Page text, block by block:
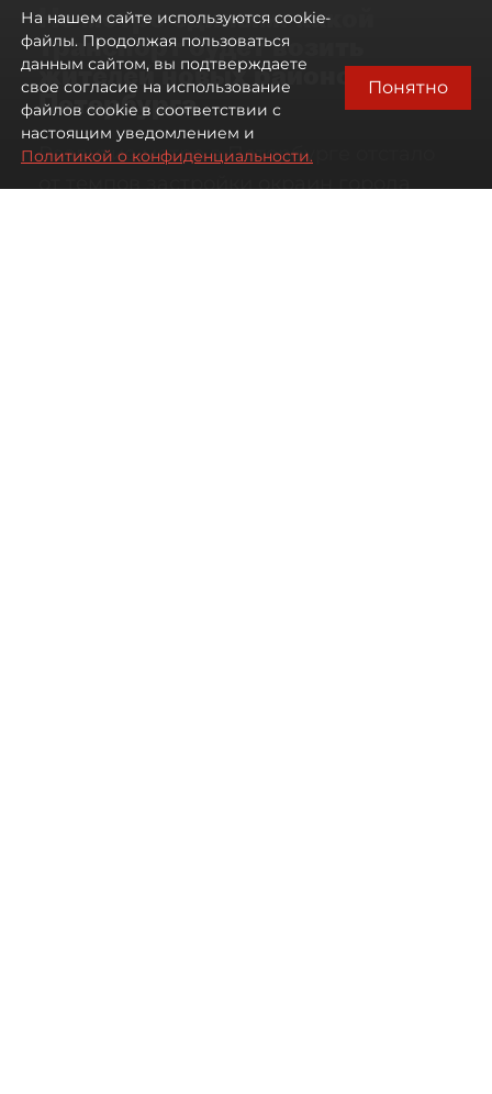
Не метро единым: какой
транспорт будет возить
жителей новых районов
Петербурга
Развитие метро в Петербурге отстало
от темпов застройки окраин города
На нашем сайте используются cookie-
файлы. Продолжая пользоваться
данным сайтом, вы подтверждаете
свое согласие на использование
файлов cookie в соответствии с
настоящим уведомлением и
Политикой о конфиденциальности.
Понятно